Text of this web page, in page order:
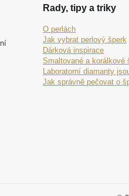
Rady, tipy a triky
O perlách
Jak vybrat perlový šperk
Dárková inspirace
Smaltované a korálkové
Laboratorní diamanty
Jak správně pečovat o